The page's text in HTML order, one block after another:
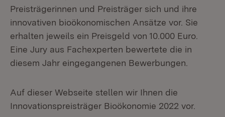
Preisträgerinnen und Preisträger sich und ihre
innovativen bioökonomischen Ansätze vor. Sie
erhalten jeweils ein Preisgeld von 10.000 Euro.
Eine Jury aus Fachexperten bewertete die in
diesem Jahr eingegangenen Bewerbungen.
Auf dieser Webseite stellen wir Ihnen die
Innovationspreisträger Bioökonomie 2022 vor.